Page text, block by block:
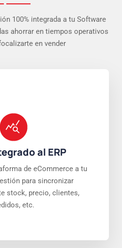
100% integrada a tu Software
ahorrar en tiempos operativos
en vender
al ERP
de eCommerce a tu
para sincronizar
stock, precio, clientes,
etc.